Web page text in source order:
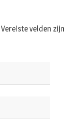
Vereiste velden zijn